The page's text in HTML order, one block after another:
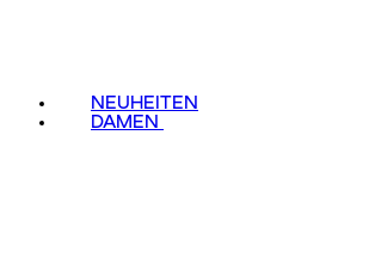
NEUHEITEN
DAMEN